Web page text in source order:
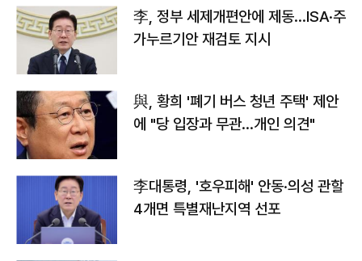
李, 정부 세제개편안에 제동…ISA·주
가누르기안 재검토 지시
與, 황희 '폐기 버스 청년 주택' 제안
에 "당 입장과 무관…개인 의견"
李대통령, '호우피해' 안동·의성 관할
4개면 특별재난지역 선포